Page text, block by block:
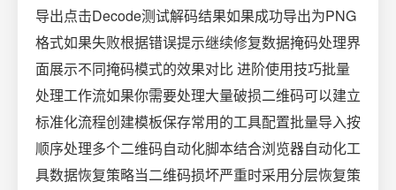
导出点击Decode测试解码结果如果成功导出为PNG
格式如果失败根据错误提示继续修复数据掩码处理界
面展示不同掩码模式的效果对比 进阶使用技巧批量
处理工作流如果你需要处理大量破损二维码可以建立
标准化流程创建模板保存常用的工具配置批量导入按
顺序处理多个二维码自动化脚本结合浏览器自动化工
具数据恢复策略当二维码损坏严重时采用分层恢复策